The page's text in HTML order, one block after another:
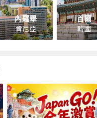
內羅畢
肯尼亞
首爾
韓國